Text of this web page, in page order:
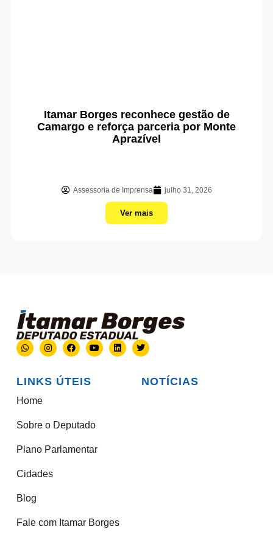
Itamar Borges reconhece gestão de
Camargo e reforça parceria por Monte
Aprazível
Assessoria de Imprensa julho 31, 2026
Ver mais
LINKS ÚTEIS
Home
Sobre o Deputado
Plano Parlamentar
Cidades
Blog
Fale com Itamar Borges
NOTÍCIAS